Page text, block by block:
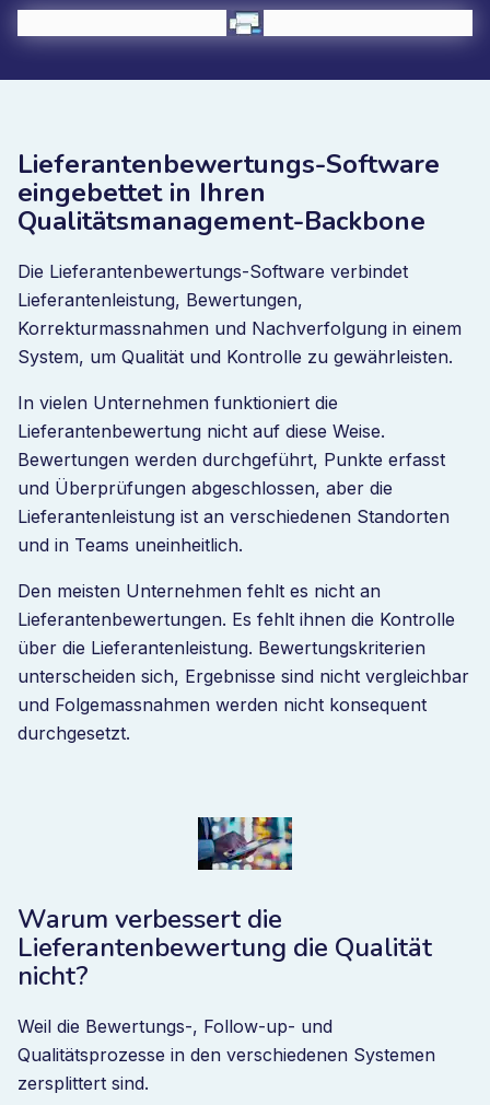
Lieferantenbewertungs-Software
eingebettet in Ihren
Qualitätsmanagement-Backbone
Die Lieferantenbewertungs-Software verbindet
Lieferantenleistung, Bewertungen,
Korrekturmassnahmen und Nachverfolgung in einem
System, um Qualität und Kontrolle zu gewährleisten.
In vielen Unternehmen funktioniert die
Lieferantenbewertung nicht auf diese Weise.
Bewertungen werden durchgeführt, Punkte erfasst
und Überprüfungen abgeschlossen, aber die
Lieferantenleistung ist an verschiedenen Standorten
und in Teams uneinheitlich.
Den meisten Unternehmen fehlt es nicht an
Lieferantenbewertungen. Es fehlt ihnen die Kontrolle
über die Lieferantenleistung. Bewertungskriterien
unterscheiden sich, Ergebnisse sind nicht vergleichbar
und Folgemassnahmen werden nicht konsequent
durchgesetzt.
Warum verbessert die
Lieferantenbewertung die Qualität
nicht?
Weil die Bewertungs-, Follow-up- und
Qualitätsprozesse in den verschiedenen Systemen
zersplittert sind.